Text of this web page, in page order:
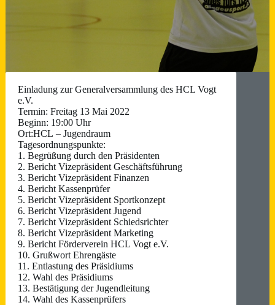
Einladung zur Generalversammlung des HCL Vogt
e.V.
Termin: Freitag 13 Mai 2022
Beginn: 19:00 Uhr
Ort:HCL – Jugendraum
Tagesordnungspunkte:
1. Begrüßung durch den Präsidenten
2. Bericht Vizepräsident Geschäftsführung
3. Bericht Vizepräsident Finanzen
4. Bericht Kassenprüfer
5. Bericht Vizepräsident Sportkonzept
6. Bericht Vizepräsident Jugend
7. Bericht Vizepräsident Schiedsrichter
8. Bericht Vizepräsident Marketing
9. Bericht Förderverein HCL Vogt e.V.
10. Grußwort Ehrengäste
11. Entlastung des Präsidiums
12. Wahl des Präsidiums
13. Bestätigung der Jugendleitung
14. Wahl des Kassenprüfers